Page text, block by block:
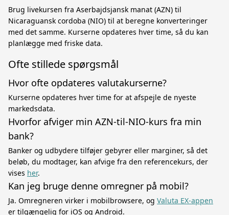
Brug livekursen fra Aserbajdsjansk manat (AZN) til
Nicaraguansk cordoba (NIO) til at beregne konverteringer
med det samme. Kurserne opdateres hver time, så du kan
planlægge med friske data.
Ofte stillede spørgsmål
Hvor ofte opdateres valutakurserne?
Kurserne opdateres hver time for at afspejle de nyeste
markedsdata.
Hvorfor afviger min AZN-til-NIO-kurs fra min
bank?
Banker og udbydere tilføjer gebyrer eller marginer, så det
beløb, du modtager, kan afvige fra den referencekurs, der
vises her.
Kan jeg bruge denne omregner på mobil?
Ja. Omregneren virker i mobilbrowsere, og Valuta EX-appen
er tilgængelig for iOS og Android.